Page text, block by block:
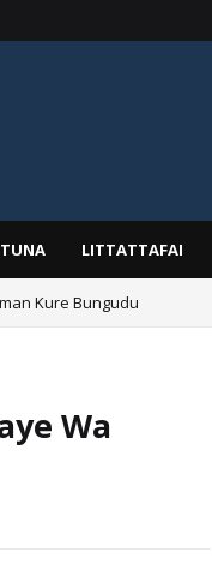
LITTATTAFAI
Kure Bungudu
Wa